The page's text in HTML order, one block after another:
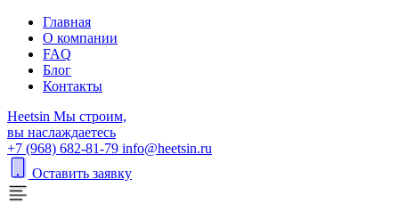
Главная
О компании
FAQ
Блог
Контакты
Heetsin Мы строим,
вы наслаждаетесь
+7 (968) 682-81-79 info@heetsin.ru
Оставить заявку